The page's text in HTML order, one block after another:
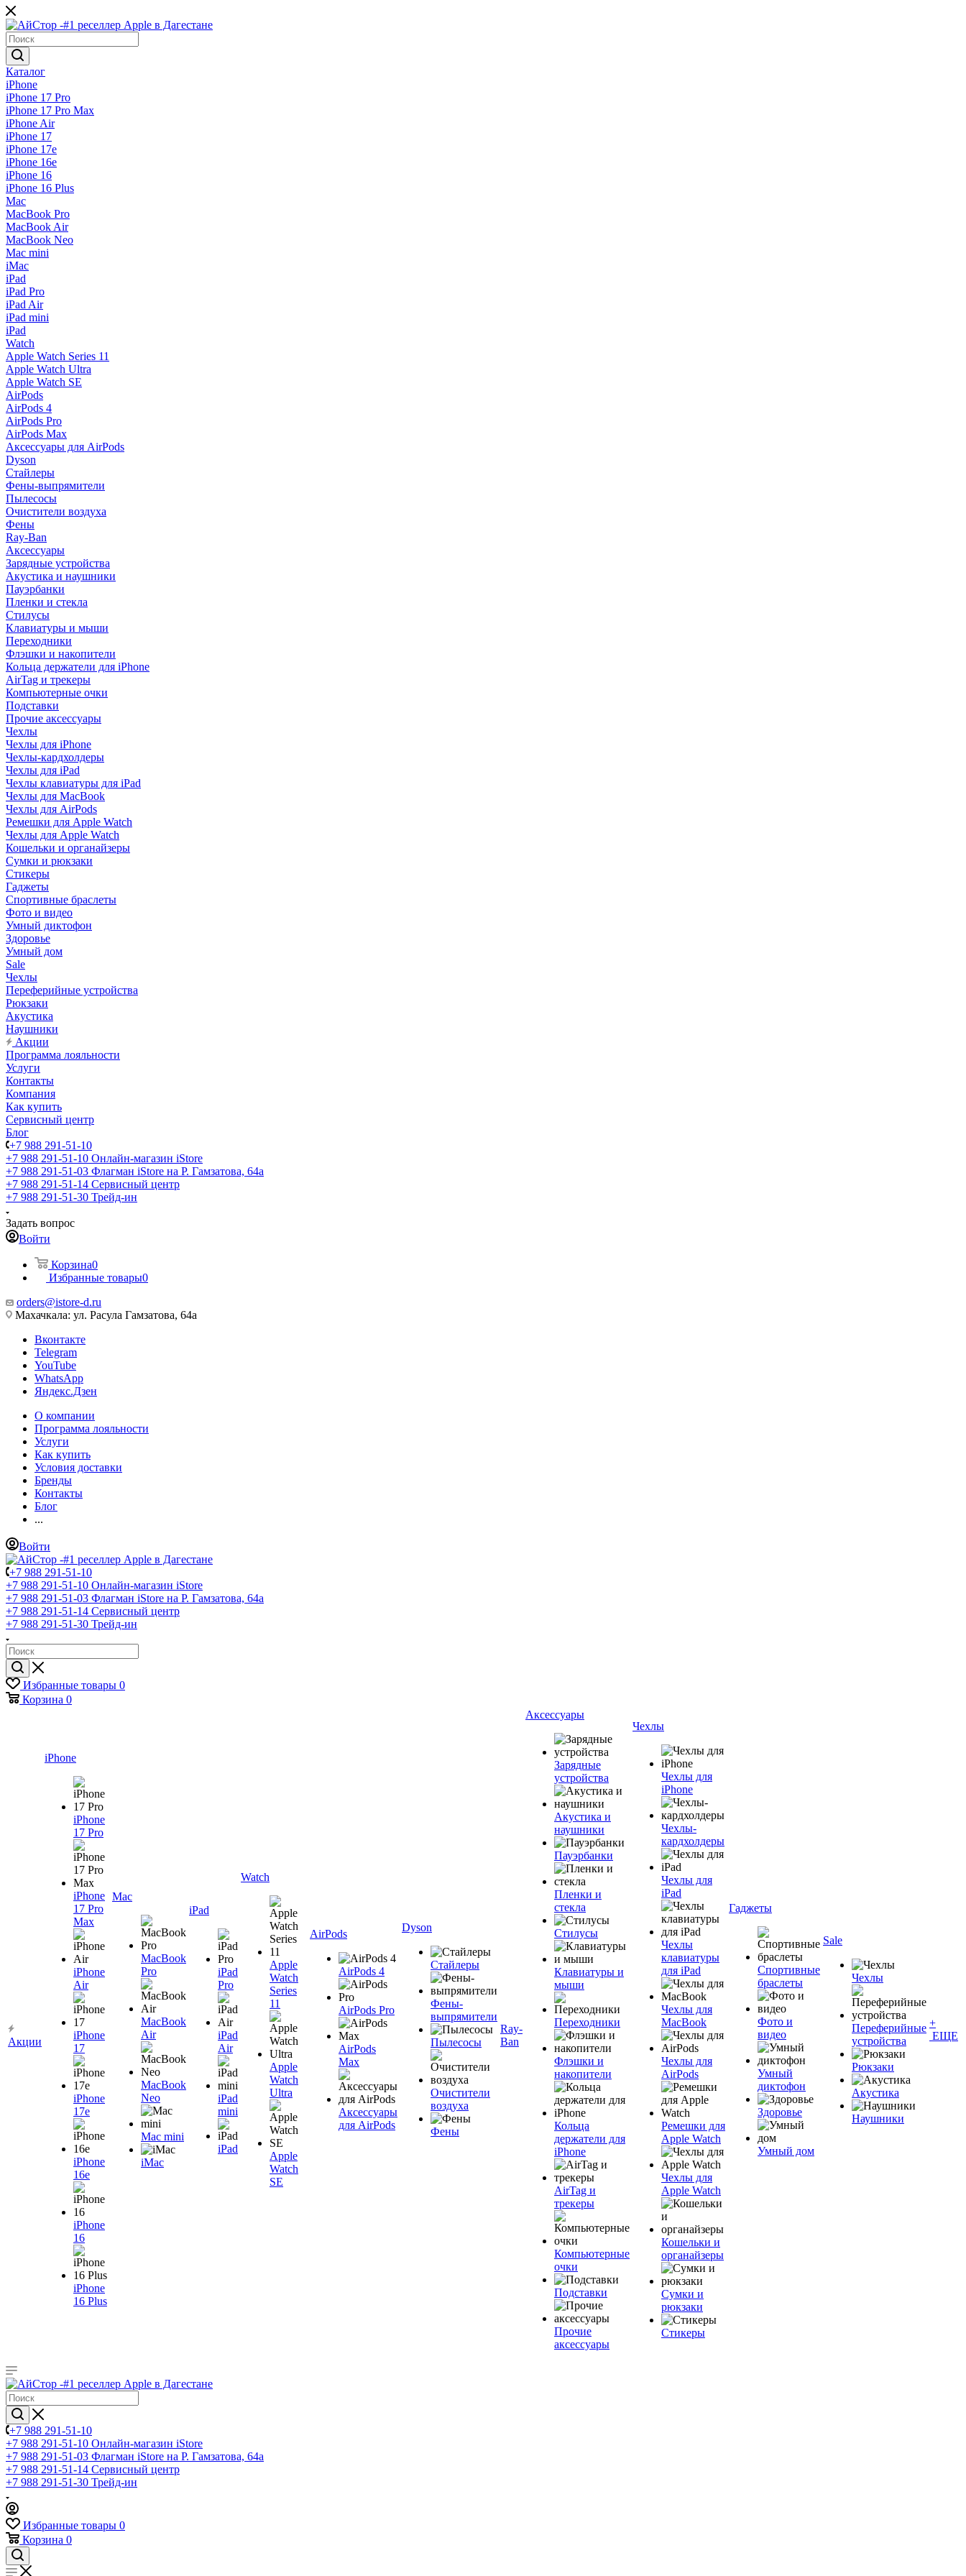
Каталог
iPhone
iPhone 17 Pro
iPhone 17 Pro Max
iPhone Air
iPhone 17
iPhone 17e
iPhone 16e
iPhone 16
iPhone 16 Plus
Mac
MacBook Pro
MacBook Air
MacBook Neo
Mac mini
iMac
iPad
iPad Pro
iPad Air
iPad mini
iPad
Watch
Apple Watch Series 11
Apple Watch Ultra
Apple Watch SE
AirPods
AirPods 4
AirPods Pro
AirPods Max
Аксессуары для AirPods
Dyson
Стайлеры
Фены-выпрямители
Пылесосы
Очистители воздуха
Фены
Ray-Ban
Аксессуары
Зарядные устройства
Акустика и наушники
Пауэрбанки
Пленки и стекла
Стилусы
Клавиатуры и мыши
Переходники
Флэшки и накопители
Кольца держатели для iPhone
AirTag и трекеры
Компьютерные очки
Подставки
Прочие аксессуары
Чехлы
Чехлы для iPhone
Чехлы-кардхолдеры
Чехлы для iPad
Чехлы клавиатуры для iPad
Чехлы для MacBook
Чехлы для AirPods
Ремешки для Apple Watch
Чехлы для Apple Watch
Кошельки и органайзеры
Сумки и рюкзаки
Стикеры
Гаджеты
Спортивные браслеты
Фото и видео
Умный диктофон
Здоровье
Умный дом
Sale
Чехлы
Переферийные устройства
Рюкзаки
Акустика
Наушники
Акции
Программа лояльности
Услуги
Контакты
Компания
Как купить
Сервисный центр
Блог
+7 988 291-51-10
+7 988 291-51-10 Онлайн-магазин iStore
+7 988 291-51-03 Флагман iStore на Р. Гамзатова, 64а
+7 988 291-51-14 Сервисный центр
+7 988 291-51-30 Трейд-ин
Задать вопрос
Войти
Корзина0
Избранные товары0
orders@istore-d.ru
Махачкала: ул. Расула Гамзатова, 64а
Вконтакте
Telegram
YouTube
WhatsApp
Яндекс.Дзен
О компании
Программа лояльности
Услуги
Как купить
Условия доставки
Бренды
Контакты
Блог
...
Войти
+7 988 291-51-10
+7 988 291-51-10 Онлайн-магазин iStore
+7 988 291-51-03 Флагман iStore на Р. Гамзатова, 64а
+7 988 291-51-14 Сервисный центр
+7 988 291-51-30 Трейд-ин
Избранные товары 0
Корзина 0
Акции
iPhone
iPhone
17 Pro
iPhone
17 Pro
Max
iPhone
Air
iPhone
17
iPhone
17e
iPhone
16e
iPhone
16
iPhone
16 Plus
Mac
MacBook
Pro
MacBook
Air
MacBook
Neo
Mac mini
iMac
iPad
iPad
Pro
iPad
Air
iPad
mini
iPad
Watch
Apple
Watch
Series
11
Apple
Watch
Ultra
Apple
Watch
SE
AirPods
AirPods 4
AirPods Pro
AirPods
Max
Аксессуары
для AirPods
Dyson
Стайлеры
Фены-
выпрямители
Пылесосы
Очистители
воздуха
Фены
Ray-
Ban
Аксессуары
Зарядные
устройства
Акустика и
наушники
Пауэрбанки
Пленки и
стекла
Стилусы
Клавиатуры и
мыши
Переходники
Флэшки и
накопители
Кольца
держатели для
iPhone
AirTag и
трекеры
Компьютерные
очки
Подставки
Прочие
аксессуары
Чехлы
Чехлы для
iPhone
Чехлы-
кардхолдеры
Чехлы для
iPad
Чехлы
клавиатуры
для iPad
Чехлы для
MacBook
Чехлы для
AirPods
Ремешки для
Apple Watch
Чехлы для
Apple Watch
Кошельки и
органайзеры
Сумки и
рюкзаки
Стикеры
Гаджеты
Спортивные
браслеты
Фото и
видео
Умный
диктофон
Здоровье
Умный дом
Sale
Чехлы
Переферийные
устройства
Рюкзаки
Акустика
Наушники
+
ЕЩЕ
+7 988 291-51-10
+7 988 291-51-10 Онлайн-магазин iStore
+7 988 291-51-03 Флагман iStore на Р. Гамзатова, 64а
+7 988 291-51-14 Сервисный центр
+7 988 291-51-30 Трейд-ин
Избранные товары 0
Корзина 0